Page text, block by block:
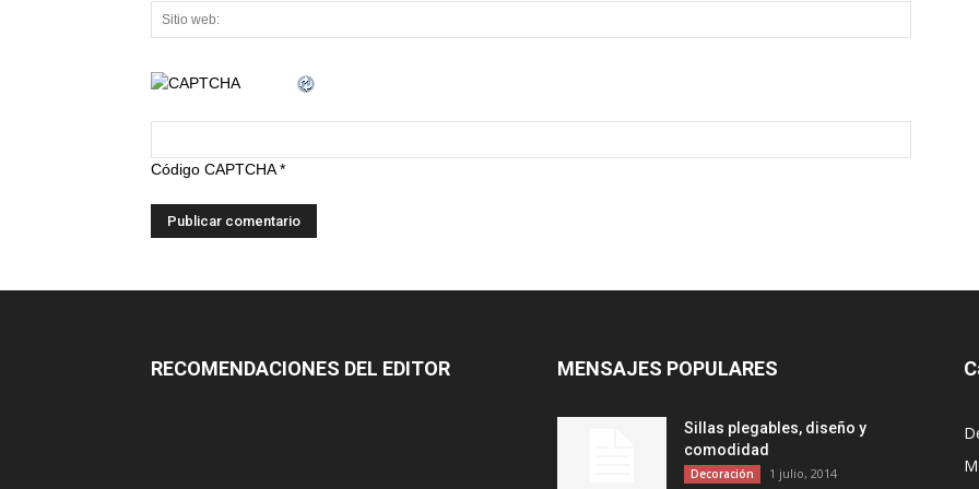
Código CAPTCHA*
RECOMENDACIONES DEL EDITOR MENSAJES POPULARES
Sillas plegables, diseño y
comodidad
Decoración 1 julio, 2014